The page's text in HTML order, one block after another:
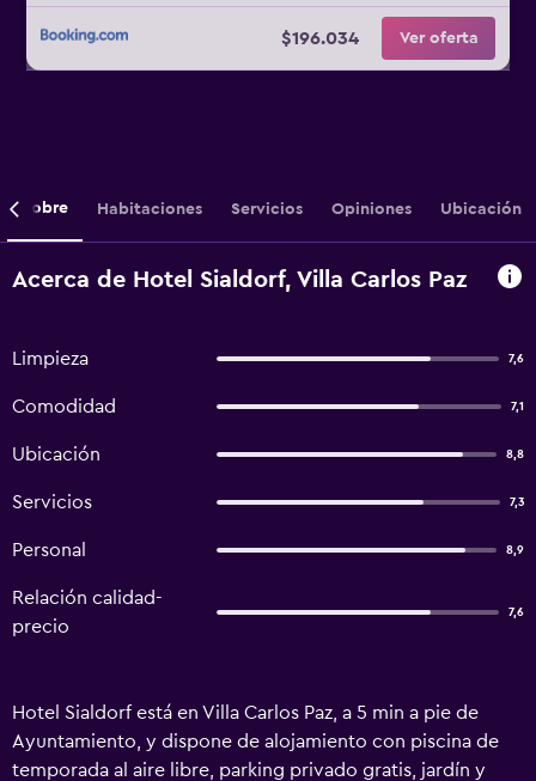
$196.034 Ver oferta
Sobre Habitaciones Servicios Opiniones Ubicación
Acerca de Hotel Sialdorf, Villa Carlos Paz
Limpieza 7,6
Comodidad 7,1
Ubicación 8,8
Servicios 7,3
Personal 8,9
Relación calidad-
precio
7,6
Hotel Sialdorf está en Villa Carlos Paz, a 5 min a pie de
Ayuntamiento, y dispone de alojamiento con piscina de
temporada al aire libre, parking privado gratis, jardín y